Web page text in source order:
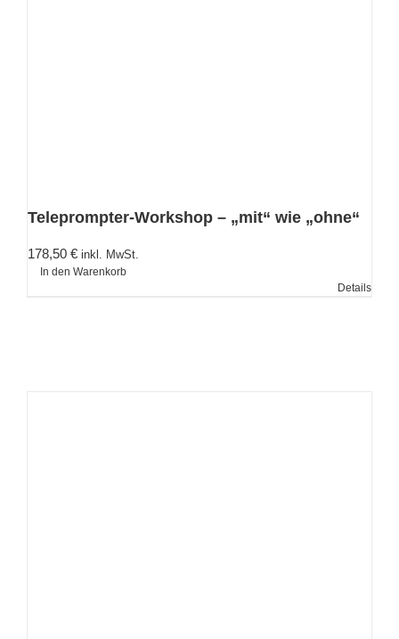
Teleprompter-Workshop – „mit“ wie „ohne“
178,50 € inkl. MwSt.
In den Warenkorb
Details